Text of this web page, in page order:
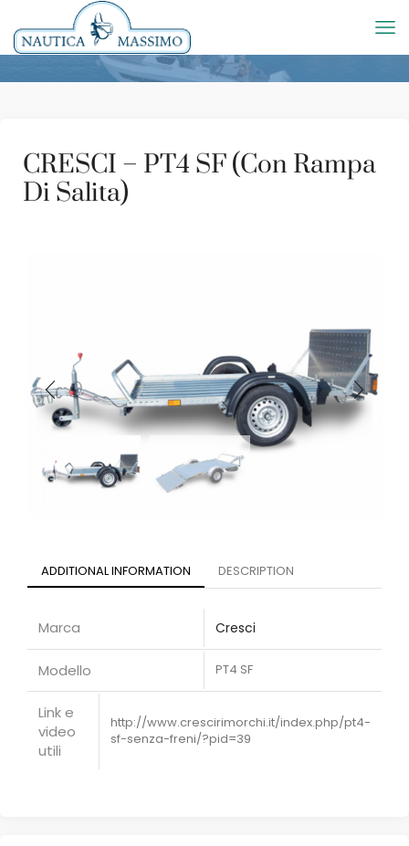
CRESCI – PT4 SF (Con Rampa
Di Salita)
ADDITIONAL INFORMATION DESCRIPTION
Marca Cresci
Modello PT4 SF
Link e
video
utili
http://www.crescirimorchi.it/index.php/pt4-
sf-senza-freni/?pid=39